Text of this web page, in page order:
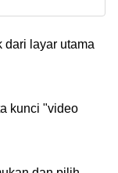
dari layar utama
kunci "video